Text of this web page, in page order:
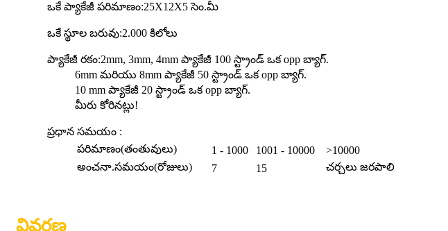
ఒకే ప్యాకేజీ పరిమాణం:25X12X5 సెం.మీ
ఒకే స్థూల బరువు:2.000 కిలోలు
ప్యాకేజీ రకం:2mm, 3mm, 4mm ప్యాకేజీ 100 స్ట్రాండ్ ఒక opp బ్యాగ్.
6mm మరియు 8mm ప్యాకేజీ 50 స్ట్రాండ్ ఒక opp బ్యాగ్.
10 mm ప్యాకేజీ 20 స్ట్రాండ్ ఒక opp బ్యాగ్.
మీరు కోరినట్లు!
ప్రధాన సమయం :
పరిమాణం(తంతువులు)
1 - 1000 1001 - 10000
>10000
అంచనా.సమయం(రోజులు)
7 15 చర్చలు జరపాలి
వివరణ